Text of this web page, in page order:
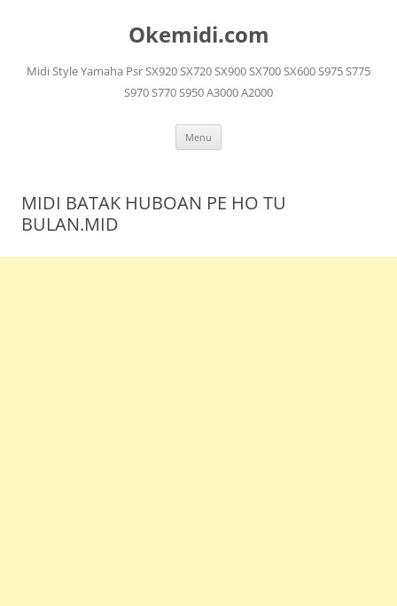
Okemidi.com
Midi Style Yamaha Psr SX920 SX720 SX900 SX700 SX600 S975 S775
S970 S770 S950 A3000 A2000
Menu
MIDI BATAK HUBOAN PE HO TU
BULAN.MID